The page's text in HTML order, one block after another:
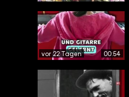
vor 22 Tagen 00:54